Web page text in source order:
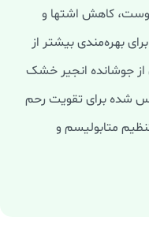
کاهش اشتها و
بهره‌مندی بیشتر از
از جوشانده انجیر خشک
شده برای تقویت رحم
متابولیسم و